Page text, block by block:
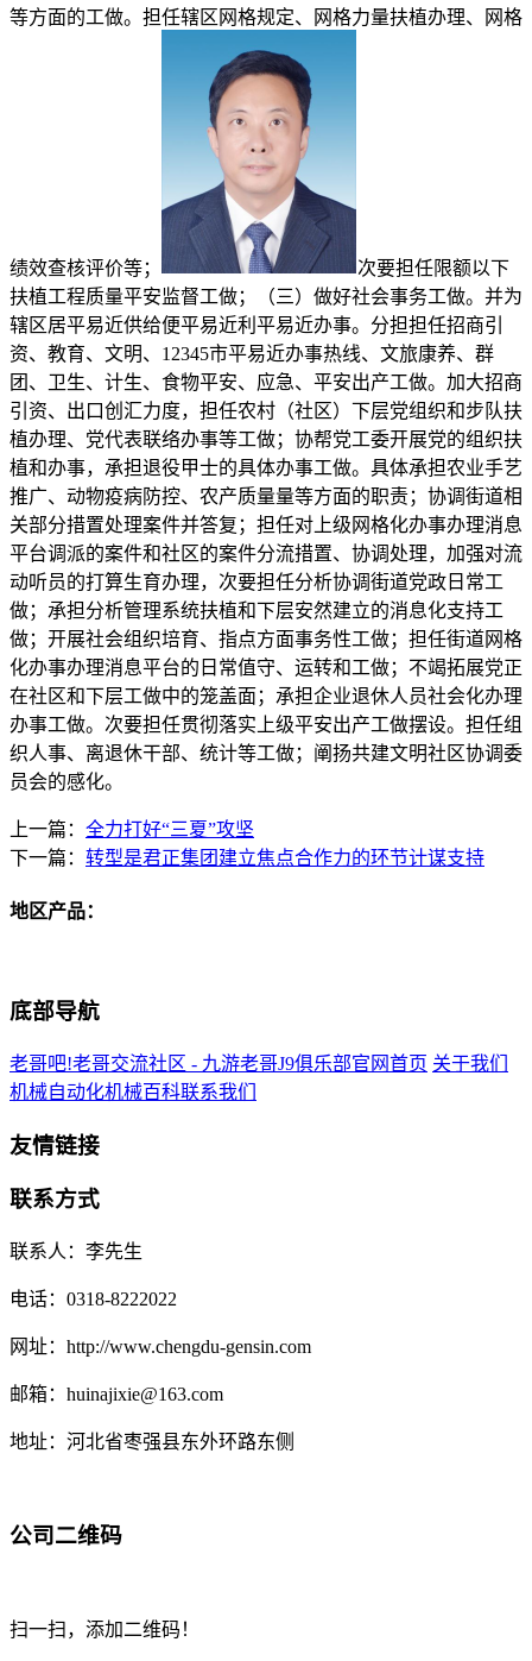
等方面的工做。担任辖区网格规定、网格力量扶植办理、网格
绩效查核评价等；
次要担任限额以下
扶植工程质量平安监督工做；（三）做好社会事务工做。并为
辖区居平易近供给便平易近利平易近办事。分担担任招商引
资、教育、文明、12345市平易近办事热线、文旅康养、群
团、卫生、计生、食物平安、应急、平安出产工做。加大招商
引资、出口创汇力度，担任农村（社区）下层党组织和步队扶
植办理、党代表联络办事等工做；协帮党工委开展党的组织扶
植和办事，承担退役甲士的具体办事工做。具体承担农业手艺
推广、动物疫病防控、农产质量量等方面的职责；协调街道相
关部分措置处理案件并答复；担任对上级网格化办事办理消息
平台调派的案件和社区的案件分流措置、协调处理，加强对流
动听员的打算生育办理，次要担任分析协调街道党政日常工
做；承担分析管理系统扶植和下层安然建立的消息化支持工
做；开展社会组织培育、指点方面事务性工做；担任街道网格
化办事办理消息平台的日常值守、运转和工做；不竭拓展党正
在社区和下层工做中的笼盖面；承担企业退休人员社会化办理
办事工做。次要担任贯彻落实上级平安出产工做摆设。担任组
织人事、离退休干部、统计等工做；阐扬共建文明社区协调委
员会的感化。
上一篇： 全力打好“三夏”攻坚
下一篇： 转型是君正集团建立焦点合作力的环节计谋支持
地区产品：
底部导航
老哥吧!老哥交流社区 - 九游老哥J9俱乐部官网首页 关于我们
机械自动化机械百科联系我们
友情链接
联系方式
联系人：李先生
电话：0318-8222022
网址：http://www.chengdu-gensin.com
邮箱：huinajixie@163.com
地址：河北省枣强县东外环路东侧
公司二维码
扫一扫，添加二维码！